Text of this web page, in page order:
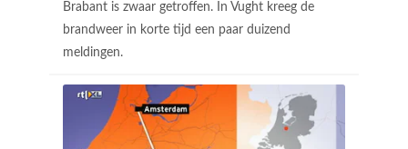
Brabant is zwaar getroffen. In Vught kreeg de
brandweer in korte tijd een paar duizend
meldingen.